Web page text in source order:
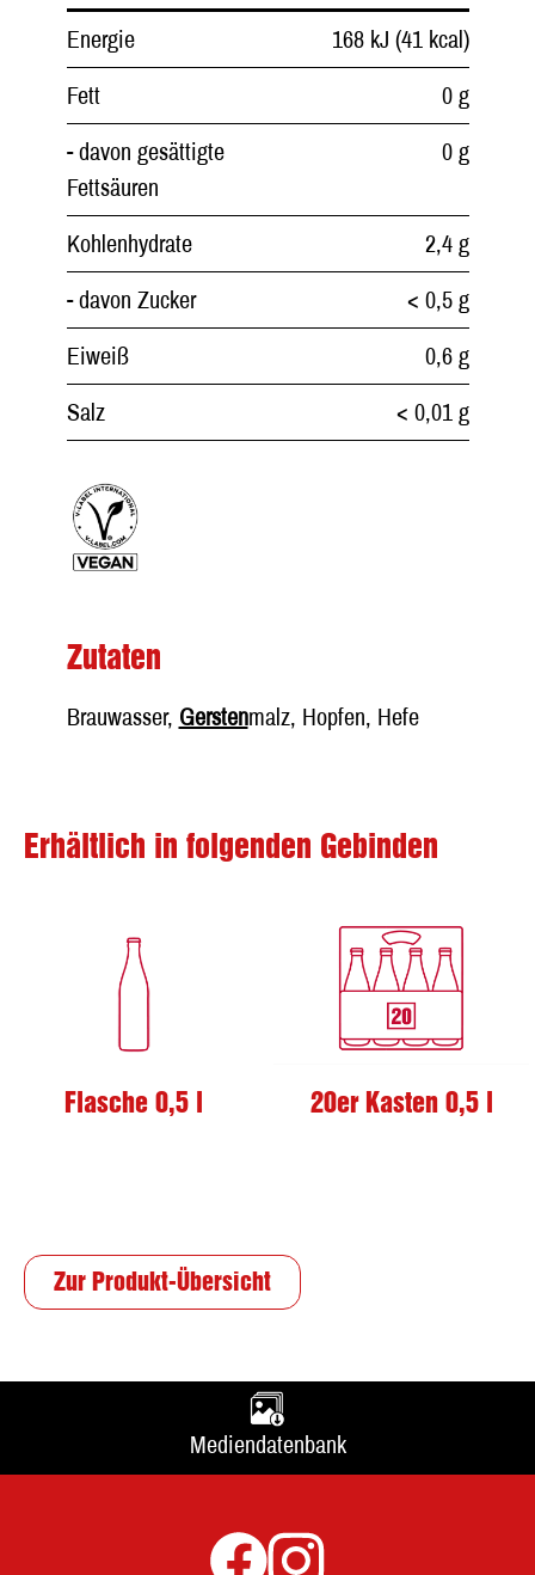
Energie
168 kJ (41 kcal)
Fett
0 g
- davon gesättigte
Fettsäuren
0 g
Kohlenhydrate
2,4 g
- davon Zucker
< 0,5 g
Eiweiß
0,6 g
Salz
< 0,01 g
Zutaten
Brauwasser, Gerstenmalz, Hopfen, Hefe
Erhältlich in folgenden Gebinden
Flasche 0,5 l 20er Kasten 0,5 l
Zur Produkt-Übersicht
Mediendatenbank